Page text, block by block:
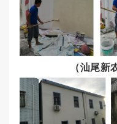
（汕尾新